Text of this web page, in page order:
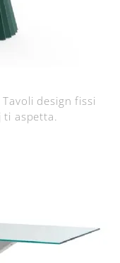
design fissi
aspetta.